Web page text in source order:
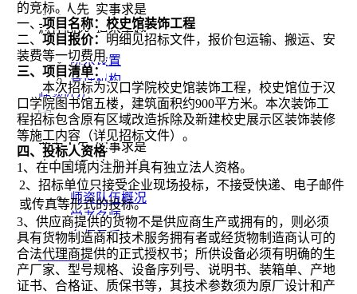
敢为人先 实事求是
志存高远 追求卓越
院系设置
管理机构
师资队伍
敢为人先 实事求是
志存高远 追求卓越
师资队伍概况
学者名师
名师风采
教学科研
的竞标。
一、项目名称：校史馆装饰工程
二、项目报价： 明细见招标文件，报价包运输、搬运、安
装费等一切费用
三、项目清单：
本次招标为汉口学院校史馆装饰工程，校史馆位于汉
口学院图书馆五楼，建筑面积约900平方米。本次装饰工
程招标包含原有区域改造拆除及新建校史展示区装饰装修
等施工内容（详见招标文件）。
四、投标人资格
1、在中国境内注册并具有独立法人资格。
2、招标单位只接受企业现场投标，不接受快递、电子邮件
或传真等形式的投标。
3、供应商提供的货物不是供应商生产或拥有的，则必须
具有货物制造商和技术服务拥有者或经货物制造商认可的
合法代理商提供的正式授权书；所供设备必须有明确的生
产厂家、型号规格、设备序列号、说明书、装箱单、产地
证书、合格证、质保书等，其技术参数须为原厂设计和产